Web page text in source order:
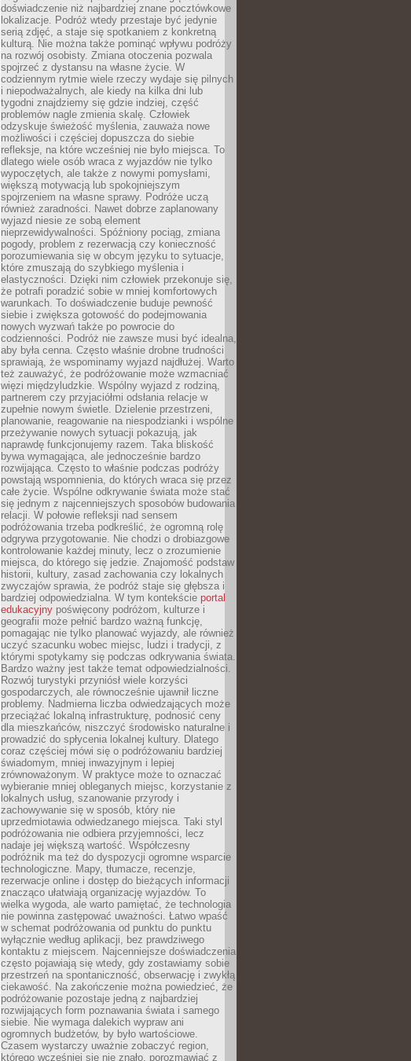
doświadczenie niż najbardziej znane pocztówkowe
lokalizacje. Podróż wtedy przestaje być jedynie
serią zdjęć, a staje się spotkaniem z konkretną
kulturą. Nie można także pominąć wpływu podróży
na rozwój osobisty. Zmiana otoczenia pozwala
spojrzeć z dystansu na własne życie. W
codziennym rytmie wiele rzeczy wydaje się pilnych
i niepodważalnych, ale kiedy na kilka dni lub
tygodni znajdziemy się gdzie indziej, część
problemów nagle zmienia skalę. Człowiek
odzyskuje świeżość myślenia, zauważa nowe
możliwości i częściej dopuszcza do siebie
refleksje, na które wcześniej nie było miejsca. To
dlatego wiele osób wraca z wyjazdów nie tylko
wypoczętych, ale także z nowymi pomysłami,
większą motywacją lub spokojniejszym
spojrzeniem na własne sprawy. Podróże uczą
również zaradności. Nawet dobrze zaplanowany
wyjazd niesie ze sobą element
nieprzewidywalności. Spóźniony pociąg, zmiana
pogody, problem z rezerwacją czy konieczność
porozumiewania się w obcym języku to sytuacje,
które zmuszają do szybkiego myślenia i
elastyczności. Dzięki nim człowiek przekonuje się,
że potrafi poradzić sobie w mniej komfortowych
warunkach. To doświadczenie buduje pewność
siebie i zwiększa gotowość do podejmowania
nowych wyzwań także po powrocie do
codzienności. Podróż nie zawsze musi być idealna,
aby była cenna. Często właśnie drobne trudności
sprawiają, że wspominamy wyjazd najdłużej. Warto
też zauważyć, że podróżowanie może wzmacniać
więzi międzyludzkie. Wspólny wyjazd z rodziną,
partnerem czy przyjaciółmi odsłania relacje w
zupełnie nowym świetle. Dzielenie przestrzeni,
planowanie, reagowanie na niespodzianki i wspólne
przeżywanie nowych sytuacji pokazują, jak
naprawdę funkcjonujemy razem. Taka bliskość
bywa wymagająca, ale jednocześnie bardzo
rozwijająca. Często to właśnie podczas podróży
powstają wspomnienia, do których wraca się przez
całe życie. Wspólne odkrywanie świata może stać
się jednym z najcenniejszych sposobów budowania
relacji. W połowie refleksji nad sensem
podróżowania trzeba podkreślić, że ogromną rolę
odgrywa przygotowanie. Nie chodzi o drobiazgowe
kontrolowanie każdej minuty, lecz o zrozumienie
miejsca, do którego się jedzie. Znajomość podstaw
historii, kultury, zasad zachowania czy lokalnych
zwyczajów sprawia, że podróż staje się głębsza i
bardziej odpowiedzialna. W tym kontekście portal
edukacyjny poświęcony podróżom, kulturze i
geografii może pełnić bardzo ważną funkcję,
pomagając nie tylko planować wyjazdy, ale również
uczyć szacunku wobec miejsc, ludzi i tradycji, z
którymi spotykamy się podczas odkrywania świata.
Bardzo ważny jest także temat odpowiedzialności.
Rozwój turystyki przyniósł wiele korzyści
gospodarczych, ale równocześnie ujawnił liczne
problemy. Nadmierna liczba odwiedzających może
przeciążać lokalną infrastrukturę, podnosić ceny
dla mieszkańców, niszczyć środowisko naturalne i
prowadzić do spłycenia lokalnej kultury. Dlatego
coraz częściej mówi się o podróżowaniu bardziej
świadomym, mniej inwazyjnym i lepiej
zrównoważonym. W praktyce może to oznaczać
wybieranie mniej obleganych miejsc, korzystanie z
lokalnych usług, szanowanie przyrody i
zachowywanie się w sposób, który nie
uprzedmiotawia odwiedzanego miejsca. Taki styl
podróżowania nie odbiera przyjemności, lecz
nadaje jej większą wartość. Współczesny
podróżnik ma też do dyspozycji ogromne wsparcie
technologiczne. Mapy, tłumacze, recenzje,
rezerwacje online i dostęp do bieżących informacji
znacząco ułatwiają organizację wyjazdów. To
wielka wygoda, ale warto pamiętać, że technologia
nie powinna zastępować uważności. Łatwo wpaść
w schemat podróżowania od punktu do punktu
wyłącznie według aplikacji, bez prawdziwego
kontaktu z miejscem. Najcenniejsze doświadczenia
często pojawiają się wtedy, gdy zostawiamy sobie
przestrzeń na spontaniczność, obserwację i zwykłą
ciekawość. Na zakończenie można powiedzieć, że
podróżowanie pozostaje jedną z najbardziej
rozwijających form poznawania świata i samego
siebie. Nie wymaga dalekich wypraw ani
ogromnych budżetów, by było wartościowe.
Czasem wystarczy uważnie zobaczyć region,
którego wcześniej się nie znało, porozmawiać z